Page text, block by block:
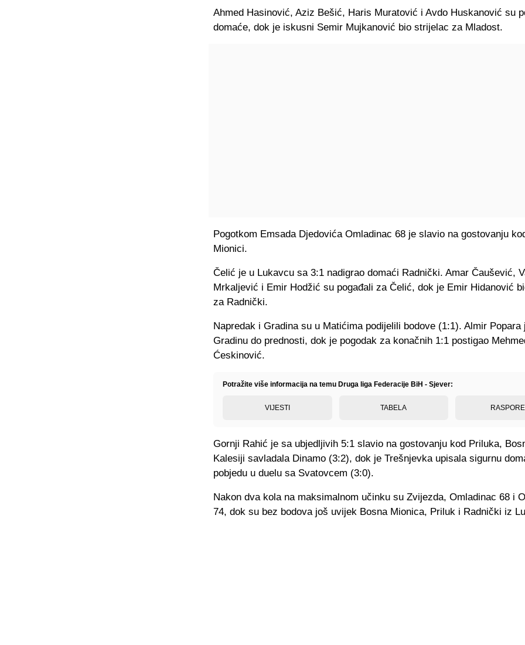
Ahmed Hasinović, Aziz Bešić, Haris Muratović i Avdo Huskanović su
domaće, dok je iskusni Semir Mujkanović bio strijelac za Mladost.
Pogotkom Emsada Djedovića Omladinac 68 je slavio na gostovanju
Mionici.
Čelić je u Lukavcu sa 3:1 nadigrao domaći Radnički. Amar Čaušević,
Mrkaljević i Emir Hodžić su pogađali za Čelić, dok je Emir Hidanović
za Radnički.
Napredak i Gradina su u Matićima podijelili bodove (1:1). Almir Popara
Gradinu do prednosti, dok je pogodak za konačnih 1:1 postigao
Ćeskinović.
Potražite više informacija na temu Druga liga Federacije BiH - Sjever:
VIJESTI TABELA
Gornji Rahić je sa ubjedljivih 5:1 slavio na gostovanju kod Priluka,
Kalesiji savladala Dinamo (3:2), dok je Trešnjevka upisala sigurnu
pobjedu u duelu sa Svatovcem (3:0).
Nakon dva kola na maksimalnom učinku su Zvijezda, Omladinac 68 i
74, dok su bez bodova još uvijek Bosna Mionica, Priluk i Radnički iz